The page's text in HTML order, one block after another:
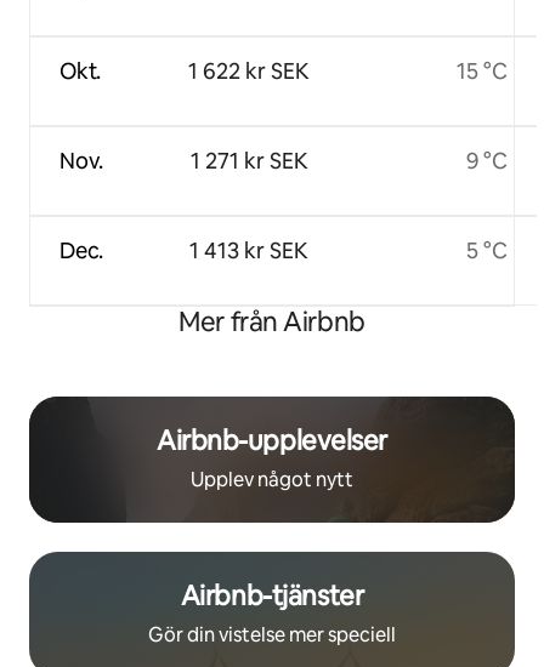
Okt.
Nov.
Dec.
1 622 kr SEK
1 271 kr SEK
1 413 kr SEK
15 °C
9 °C
5 °C
Mer från Airbnb
Airbnb-upplevelser
Upplev något nytt
Airbnb-tjänster
Gör din vistelse mer speciell